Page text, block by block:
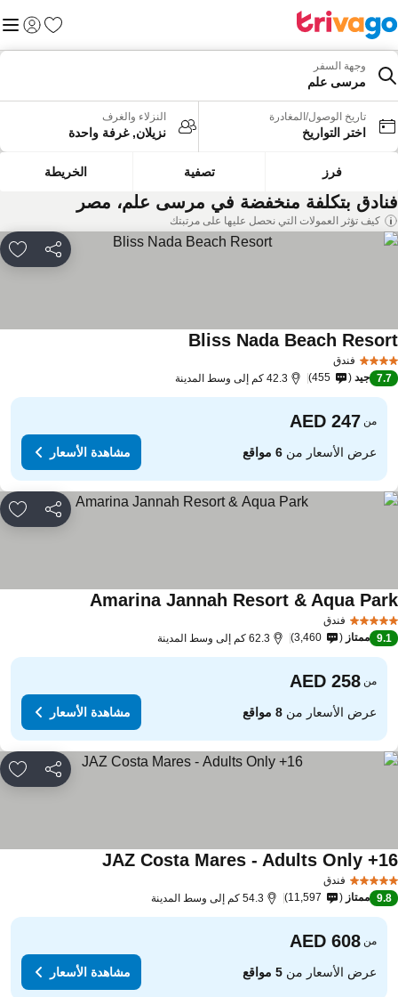
المفضلة
تسجيل
وجهة السفر
مرسى علم
تاريخ الوصول/المغادرة
اختر التواريخ
النزلاء والغرف
نزيلان, غرفة واحدة
فرز تصفية الخريطة
بتكلفة منخفضة في مرسى علم، مصر
كيف تؤثر العمولات التي نحصل عليها على مرتبتك
مشاركة
فندق
Bliss Nada Beach
7.7 جيد 455 42.3 كم إلى وسط المدينة
من
عرض الأسعار من6 مواقع مشاهدة الأسعار
مشاركة
فندق
Amarina Jannah Resort & Aqua
9.1 ممتاز 3,460 62.3 كم إلى وسط المدينة
من
عرض الأسعار من8 مواقع مشاهدة الأسعار
مشاركة
فندق
JAZ Costa Mares - Adults Only
9.8 ممتاز 11,597 54.3 كم إلى وسط المدينة
من
عرض الأسعار من5 مواقع مشاهدة الأسعار